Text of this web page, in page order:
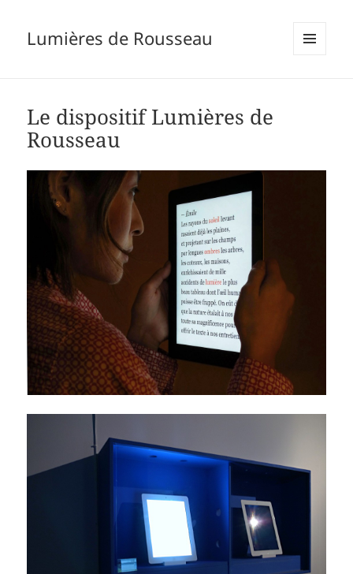
Lumières de Rousseau
Le dispositif Lumières de
Rousseau